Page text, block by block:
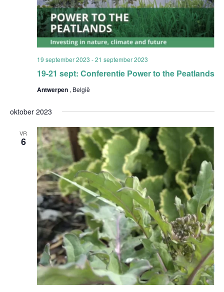
19-21 sept: Conferentie Power to the Peatlands
19 september 2023 -21 september 2023
Antwerpen , België
oktober 2023
VR
6